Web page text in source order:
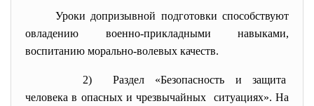
Уроки допризывной подготовки способствуют
овладению военно-прикладными навыками,
воспитанию морально-волевых качеств.
2) Раздел «Безопасность и защита
человека в опасных ичрезвычайных ситуациях». На